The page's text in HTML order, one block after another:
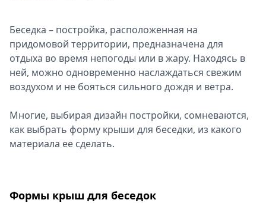
О
Metro
Стримы
Спецпроекты
Звезды
2026
Скачай
Metro
Беседка – постройка, расположенная на
придомовой территории, предназначена для
отдыха во время непогоды или в жару. Находясь в
ней, можно одновременно наслаждаться свежим
воздухом и не бояться сильного дождя и ветра.
Многие, выбирая дизайн постройки, сомневаются,
как выбрать форму крыши для беседки, из какого
материала ее сделать.
Формы крыш для беседок